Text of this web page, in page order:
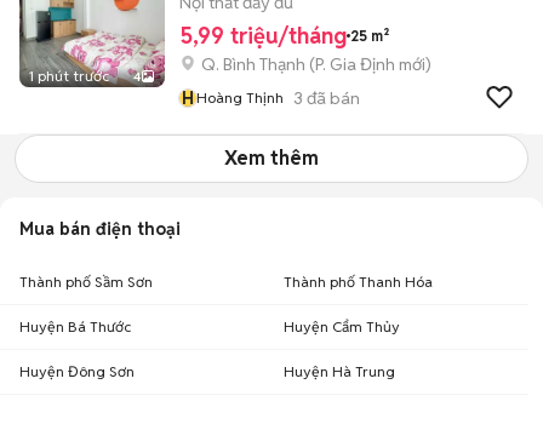
1 phút trước 4
5,99 triệu/tháng 25 m²
Q. Bình Thạnh (P. Gia Định mới)
HHoàng Thịnh 3 đã bán
Xem thêm
Mua bán điện thoại
Thành phố Sầm Sơn Thành phố Thanh Hóa
Huyện Bá Thước Huyện Cẩm Thủy
Huyện Đông Sơn Huyện Hà Trung